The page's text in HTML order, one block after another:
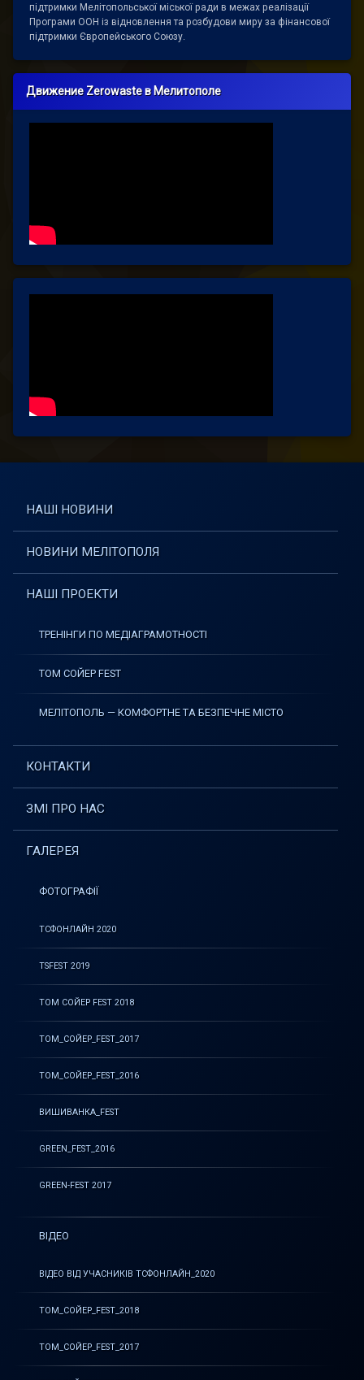
підтримки Мелітопольської міської ради в межах реалізації
Програми ООН із відновлення та розбудови миру за фінансової
підтримки Європейського Союзу.
Движение Zerowaste в Мелитополе
НАШІ НОВИНИ
НОВИНИ МЕЛІТОПОЛЯ
НАШІ ПРОЕКТИ
ТРЕНІНГИ ПО МЕДІАГРАМОТНОСТІ
ТОМ СОЙЕР FEST
МЕЛІТОПОЛЬ — КОМФОРТНЕ ТА БЕЗПЕЧНЕ МІСТО
КОНТАКТИ
ЗМІ ПРО НАС
ГАЛЕРЕЯ
ФОТОГРАФІЇ
ТСФОНЛАЙН 2020
TSFEST 2019
ТОМ СОЙЕР FEST 2018
ТОМ_СОЙЕР_FEST_2017
ТОМ_СОЙЕР_FEST_2016
ВИШИВАНКА_FEST
GREEN_FEST_2016
GREEN-FEST 2017
ВІДЕО
ВІДЕО ВІД УЧАСНИКІВ ТСФОНЛАЙН_2020
ТОМ_СОЙЕР_FEST_2018
ТОМ_СОЙЕР_FEST_2017